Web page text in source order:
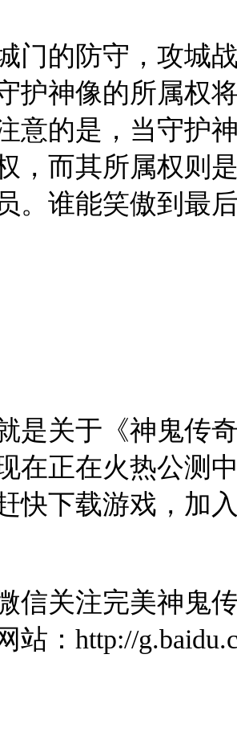
的防守，攻城战
护神像的所属权
意的是，当守护
，而其所属权则
。谁能笑傲到最
关于《神鬼传奇
在正在火热公测
快下载游戏，加
关注完美神鬼传
：http://